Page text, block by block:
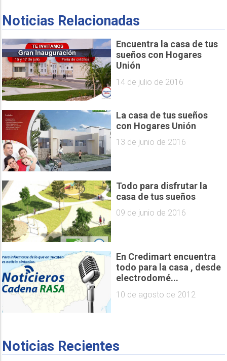
Noticias Relacionadas
Encuentra la casa de tus
sueños con Hogares
Unión
14 de julio de 2016
La casa de tus sueños
con Hogares Unión
13 de junio de 2016
Todo para disfrutar la
casa de tus sueños
09 de junio de 2016
En Credimart encuentra
todo para la casa , desde
electrodomé...
10 de agosto de 2012
Noticias Recientes